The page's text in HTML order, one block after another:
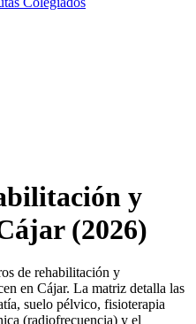
y
(2026)
de rehabilitación y
en Cájar. La matriz detalla las
suelo pélvico, fisioterapia
(radiofrecuencia) y el